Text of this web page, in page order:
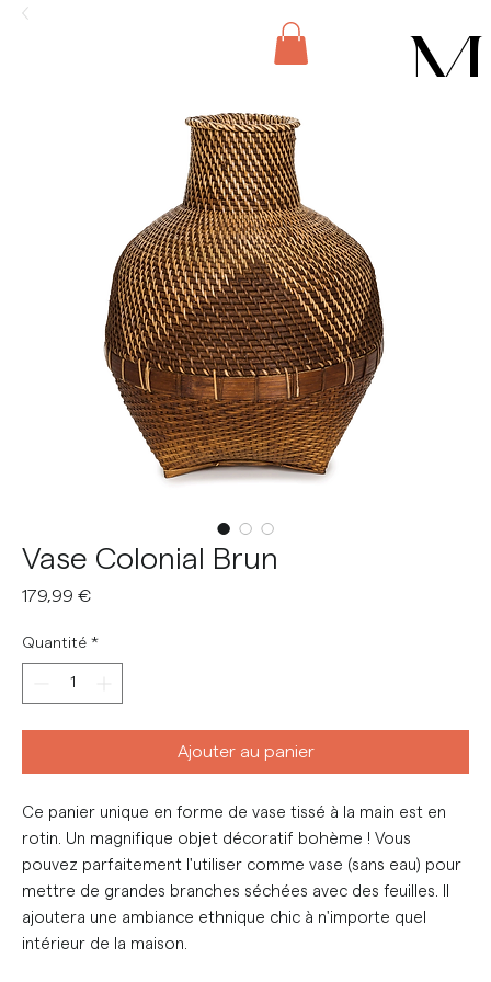
M
Vase Colonial Brun
179,99 €Prix
Quantité *
Ajouter au panier
Ce panier unique en forme de vase tissé à la main est en
rotin. Un magnifique objet décoratif bohème ! Vous
pouvez parfaitement l'utiliser comme vase (sans eau) pour
mettre de grandes branches séchées avec des feuilles. Il
ajoutera une ambiance ethnique chic à n'importe quel
intérieur de la maison.